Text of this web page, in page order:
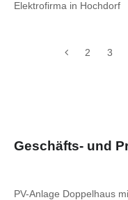
Elektrofirma in Hochdorf
2 3
Geschäfts- und
PV-Anlage Doppelhaus